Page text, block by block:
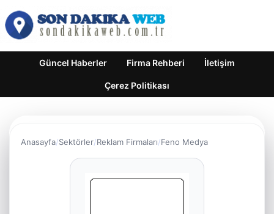
Güncel Haberler Firma Rehberi İletişim
Çerez Politikası
Anasayfa Sektörler Reklam Firmaları Feno Medya